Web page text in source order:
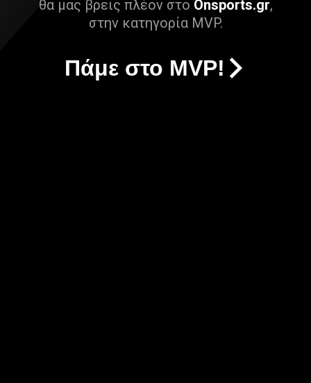
θα μας βρεις πλέον στο Onsports.gr,
στην κατηγορία MVP.
Πάμε στο MVP!